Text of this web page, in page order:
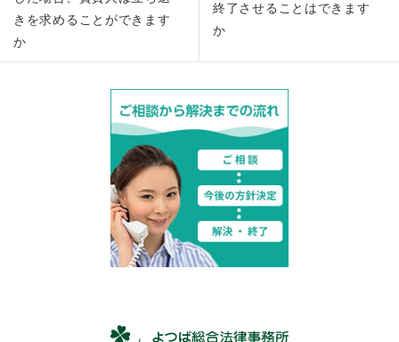
きを求めることができます
か
終了させることはできます
か